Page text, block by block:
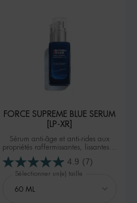
FORCE SUPREME BLUE SERUM
[LP-XR]
Sérum anti-âge et anti-rides aux
propriétés raffermissantes, lissantes et
tonifiantes
4.9 (7)
Sélectionner un(e) taille